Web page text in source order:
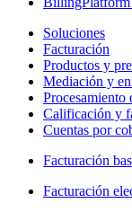
Soluciones
Facturación
Productos y
Mediación y
Procesamiento
Calificación y
Cuentas por
Facturación
Facturación